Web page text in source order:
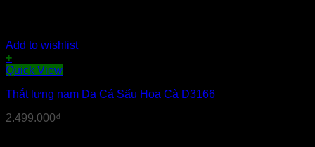
Add to wishlist
+
Quick View
Thắt lưng nam Da Cá Sấu Hoa Cà D3166
2.499.000₫